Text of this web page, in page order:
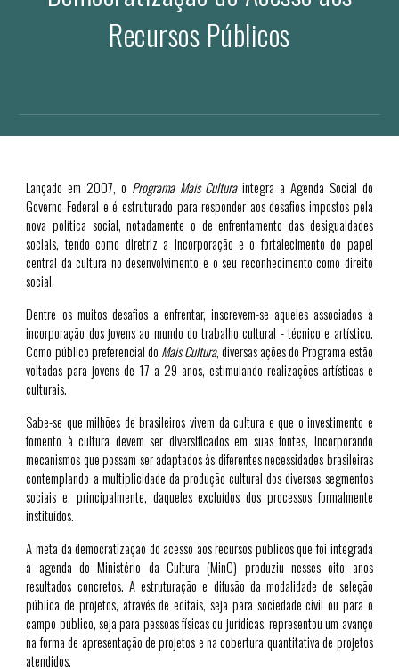
Recursos Públicos
Lançado em 2007, o Programa Mais Culturaintegra a Agenda Social do
Governo Federal e é estruturado para responder aos desafios impostos pela
nova política social, notadamente o de enfrentamento das desigualdades
sociais, tendo como diretriz a incorporação e o fortalecimento do papel
central da cultura no desenvolvimento e o seu reconhecimento como direito
social.
Dentre os muitos desafios a enfrentar, inscrevem-se aqueles associados à
incorporação dos jovens ao mundo do trabalho cultural - técnico e artístico.
Como público preferencial do MaisCultura, diversas ações do Programa estão
voltadas para jovens de 17 a 29 anos, estimulando realizações artísticas e
culturais.
Sabe-se que milhões de brasileiros vivem da cultura e que o investimento e
fomento à cultura devem ser diversificados em suas fontes, incorporando
mecanismos que possam ser adaptados às diferentes necessidades brasileiras
contemplando a multiplicidade da produção cultural dos diversos segmentos
sociais e, principalmente, daqueles excluídos dos processos formalmente
instituídos.
A meta da democratização do acesso aos recursos públicos que foi integrada
à agenda do Ministério da Cultura (MinC) produziu nesses oito anos
resultados concretos. A estruturação e difusão da modalidade de seleção
pública de projetos, através de editais, seja para sociedade civil ou para o
campo público, seja para pessoas físicas ou jurídicas, representou um avanço
na forma de apresentação de projetos e na cobertura quantitativa de projetos
atendidos.